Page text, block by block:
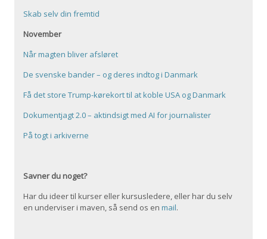
Skab selv din fremtid
November
Når magten bliver afsløret
De svenske bander – og deres indtog i Danmark
Få det store Trump-kørekort til at koble USA og Danmark
Dokumentjagt 2.0 – aktindsigt med AI for journalister
På togt i arkiverne
Savner du noget?
Har du ideer til kurser eller kursusledere, eller har du selv
en underviser i maven, så send os enmail.